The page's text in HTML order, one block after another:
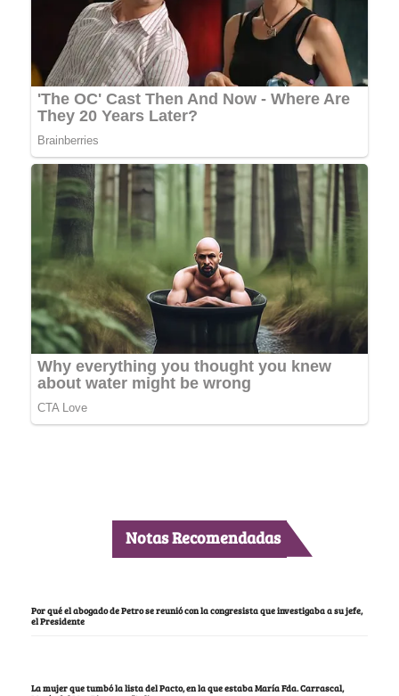
Notas Recomendadas
Por qué el abogado de Petro se reunió con la congresista que investigaba a su jefe,
el Presidente
La mujer que tumbó la lista del Pacto, en la que estaba María Fda. Carrascal,